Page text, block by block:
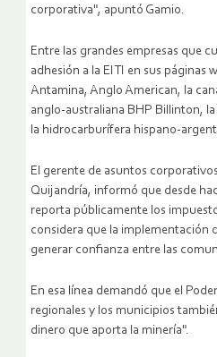
corporativa", apuntó Gamio.
Entre las grandes empresas que
adhesión a la EITI en sus páginas
Antamina, Anglo American, la
anglo-australiana BHP Billinton,
la hidrocarburífera hispano-
El gerente de asuntos
Quijandría, informó que desde
reporta públicamente los
considera que la implementación
generar confianza entre las
En esa línea demandó que el
regionales y los municipios
dinero que aporta la minería".